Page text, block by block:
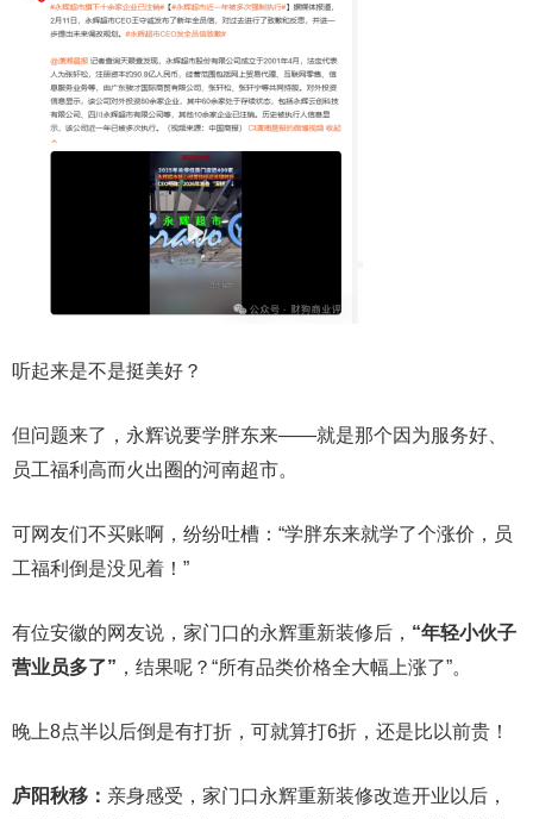
听起来是不是挺美好？
但问题来了，永辉说要学胖东来——就是那个因为服务好、
员工福利高而火出圈的河南超市。
可网友们不买账啊，纷纷吐槽：“学胖东来就学了个涨价，员
工福利倒是没见着！”
有位安徽的网友说，家门口的永辉重新装修后， “年轻小伙子
营业员多了” ，结果呢？“所有品类价格全大幅上涨了”。
晚上8点半以后倒是有打折，可就算打6折，还是比以前贵！
庐阳秋移： 亲身感受，家门口永辉重新装修改造开业以后，